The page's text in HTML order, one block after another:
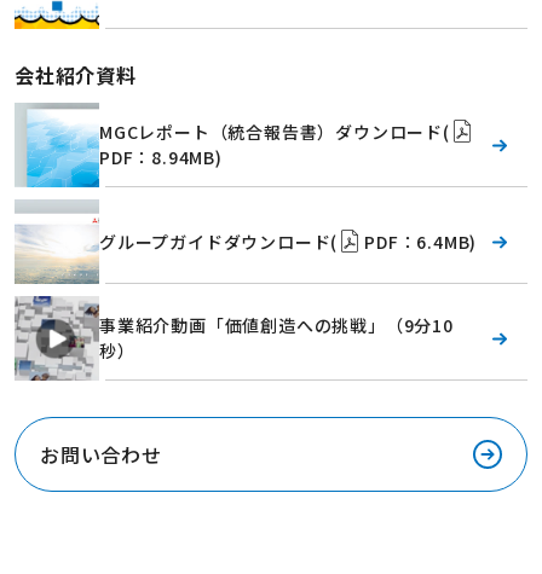
会社紹介資料
MGCレポート（統合報告書）ダウンロード(
PDF：8.94MB)
グループガイドダウンロード( PDF：6.4MB)
事業紹介動画「価値創造への挑戦」（9分10
秒）
お問い合わせ